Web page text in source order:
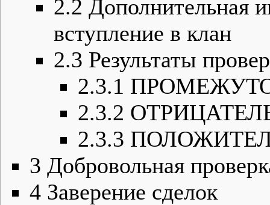
2.2 Дополнительная
вступление в клан
2.3 Результаты
2.3.1
2.3.2
2.3.3
3 Добровольная
4 Заверение сделок